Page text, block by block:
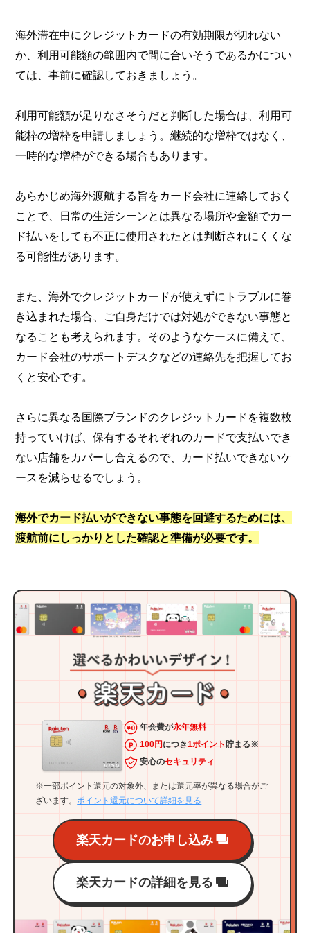
海外滞在中にクレジットカードの有効期限が切れない
か、利用可能額の範囲内で間に合いそうであるかについ
ては、事前に確認しておきましょう。
利用可能額が足りなさそうだと判断した場合は、利用可
能枠の増枠を申請しましょう。継続的な増枠ではなく、
一時的な増枠ができる場合もあります。
あらかじめ海外渡航する旨をカード会社に連絡しておく
ことで、日常の生活シーンとは異なる場所や金額でカー
ド払いをしても不正に使用されたとは判断されにくくな
る可能性があります。
また、海外でクレジットカードが使えずにトラブルに巻
き込まれた場合、ご自身だけでは対処ができない事態と
なることも考えられます。そのようなケースに備えて、
カード会社のサポートデスクなどの連絡先を把握してお
くと安心です。
さらに異なる国際ブランドのクレジットカードを複数枚
持っていけば、保有するそれぞれのカードで支払いでき
ない店舗をカバーし合えるので、カード払いできないケ
ースを減らせるでしょう。
海外でカード払いができない事態を回避するためには、
渡航前にしっかりとした確認と準備が必要です。
年会費が永年無料
100円 につき1ポイント貯まる※
安心のセキュリティ
※一部ポイント還元の対象外、または還元率が異なる場合がご
ざいます。ポイント還元について詳細を見る
楽天カードのお申し込み
楽天カードの詳細を見る